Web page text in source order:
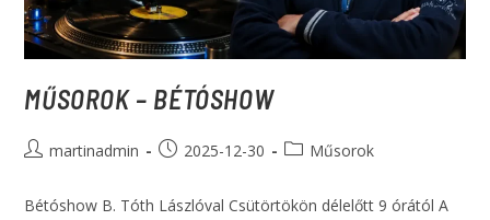
MŰSOROK – BÉTÓSHOW
martinadmin 2025-12-30 Műsorok
Bétóshow B. Tóth Lászlóval Csütörtökön délelőtt 9 órától A